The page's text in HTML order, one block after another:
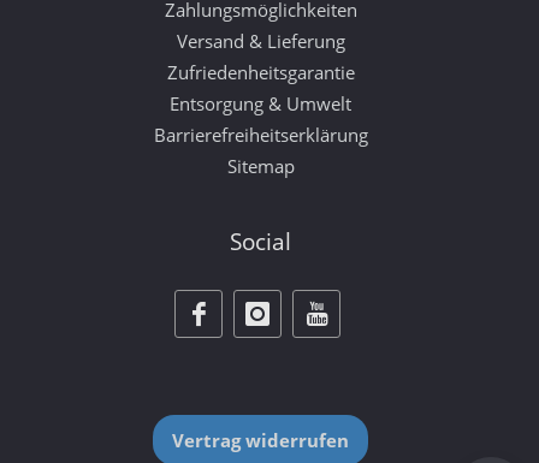
Zahlungsmöglichkeiten
Versand & Lieferung
Zufriedenheitsgarantie
Entsorgung & Umwelt
Barrierefreiheitserklärung
Sitemap
Social
Vertrag widerrufen